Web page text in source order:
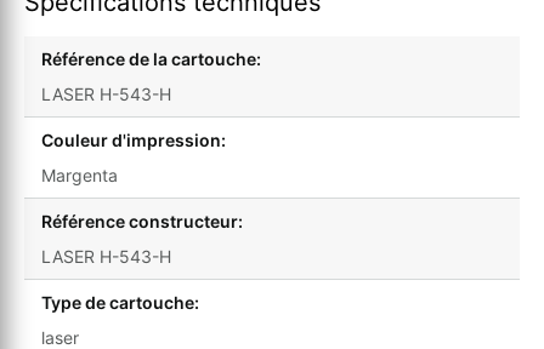
Référence de la cartouche:
LASER H-543-H
Couleur d'impression:
Margenta
Référence constructeur:
LASER H-543-H
Type de cartouche:
laser